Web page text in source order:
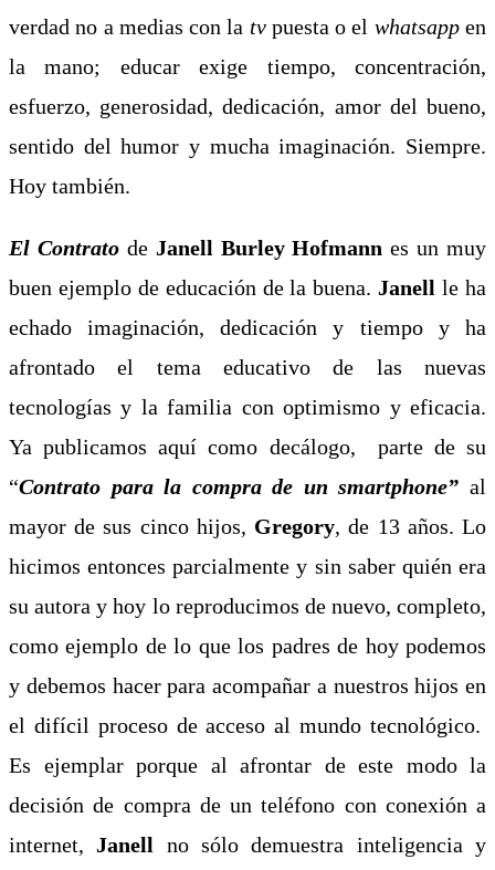
verdad no a medias con la tvpuesta o el whatsappen
la mano; educar exige tiempo, concentración,
esfuerzo, generosidad, dedicación, amor del bueno,
sentido del humor y mucha imaginación. Siempre.
Hoy también.
El Contrato deJanell Burley Hofmannes un muy
buen ejemplo de educación de la buena.Janellle ha
echado imaginación, dedicación y tiempo y ha
afrontado el tema educativo de las nuevas
tecnologías y la familia con optimismo y eficacia.
Ya publicamos aquí como decálogo, parte de su
“Contrato para la compra de un smartphone” al
mayor de sus cinco hijos, Gregory, de 13 años. Lo
hicimos entonces parcialmente y sin saber quién era
su autora y hoy lo reproducimos de nuevo, completo,
como ejemplo de lo que los padres de hoy podemos
y debemos hacer para acompañar a nuestros hijos en
el difícil proceso de acceso al mundo tecnológico.
Es ejemplar porque al afrontar de este modo la
decisión de compra de un teléfono con conexión a
internet,Janell no sólo demuestra inteligencia y